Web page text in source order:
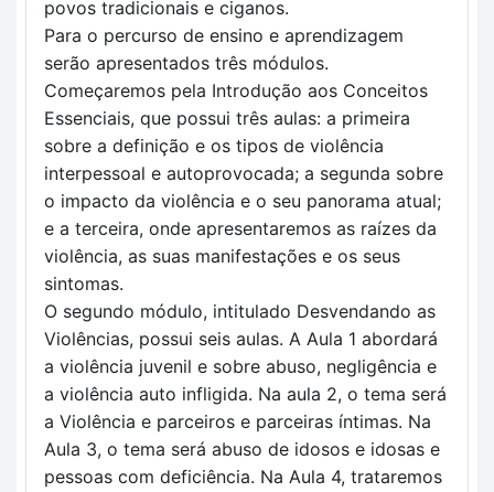
povos tradicionais e ciganos.
Para o percurso de ensino e aprendizagem
serão apresentados três módulos.
Começaremos pela Introdução aos Conceitos
Essenciais, que possui três aulas: a primeira
sobre a definição e os tipos de violência
interpessoal e autoprovocada; a segunda sobre
o impacto da violência e o seu panorama atual;
e a terceira, onde apresentaremos as raízes da
violência, as suas manifestações e os seus
sintomas.
O segundo módulo, intitulado Desvendando as
Violências, possui seis aulas. A Aula 1 abordará
a violência juvenil e sobre abuso, negligência e
a violência auto infligida. Na aula 2, o tema será
a Violência e parceiros e parceiras íntimas. Na
Aula 3, o tema será abuso de idosos e idosas e
pessoas com deficiência. Na Aula 4, trataremos